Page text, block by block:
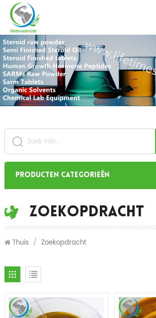
Producten categorieën
Zoekopdracht
Thuis / Zoekopdracht